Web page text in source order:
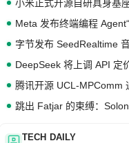
小米正式开源自研具身基
Meta 发布终端编程
字节发布 SeedRealtime
DeepSeek 将上调 API 定
腾讯开源 UCL-MPComm
TECH DAILY